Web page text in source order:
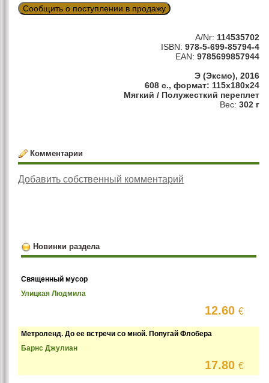
Сообщить о поступлении в продажу
A/Nr: 114535702
ISBN: 978-5-699-85794-4
EAN: 9785699857944
Э (Эксмо), 2016
608 с., формат: 115x180x24
Мягкий / Полужесткий переплет
Вес: 302 г
Комментарии
Добавить собственный комментарий
Новинки раздела
Священный мусор
Улицкая Людмила
12.60€
Метроленд. До ее встречи со мной. Попугай Флобера
Барнс Джулиан
17.80€